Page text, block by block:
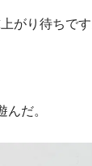
がり待ちです
だ。